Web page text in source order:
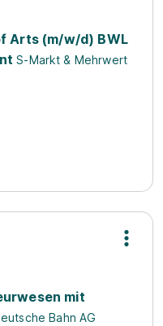
Arts (m/w/d) BWL
S-Markt & Mehrwert
mit
Bahn AG